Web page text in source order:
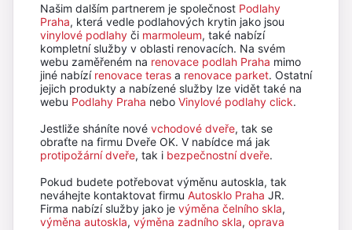
Našim dalším partnerem je společnost Podlahy
Praha, která vedle podlahových krytin jako jsou
vinylové podlahy či marmoleum, také nabízí
kompletní služby v oblasti renovacích. Na svém
webu zaměřeném na renovace podlah Praha mimo
jiné nabízí renovace teras a renovace parket. Ostatní
jejich produkty a nabízené služby lze vidět také na
webu Podlahy Praha nebo Vinylové podlahy click.
Jestliže sháníte nové vchodové dveře, tak se
obraťte na firmu Dveře OK. V nabídce má jak
protipožární dveře, tak i bezpečnostní dveře.
Pokud budete potřebovat výměnu autoskla, tak
neváhejte kontaktovat firmu Autosklo Praha JR.
Firma nabízí služby jako je výměna čelního skla,
výměna autoskla, výměna zadního skla, oprava